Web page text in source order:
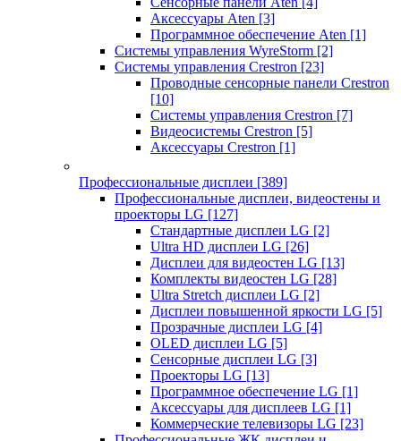
Аксессуары Aten [3]
Программное обеспечение Aten [1]
Системы управления WyreStorm [2]
Системы управления Crestron [23]
Проводные сенсорные панели Crestron
[10]
Системы управления Crestron [7]
Видеосистемы Crestron [5]
Аксессуары Crestron [1]
Профессиональные дисплеи [389]
Профессиональные дисплеи, видеостены и
проекторы LG [127]
Стандартные дисплеи LG [2]
Ultra HD дисплеи LG [26]
Дисплеи для видеостен LG [13]
Комплекты видеостен LG [28]
Ultra Stretch дисплеи LG [2]
Дисплеи повышенной яркости LG [5]
Прозрачные дисплеи LG [4]
OLED дисплеи LG [5]
Сенсорные дисплеи LG [3]
Проекторы LG [13]
Программное обеспечение LG [1]
Аксессуары для дисплеев LG [1]
Коммерческие телевизоры LG [23]